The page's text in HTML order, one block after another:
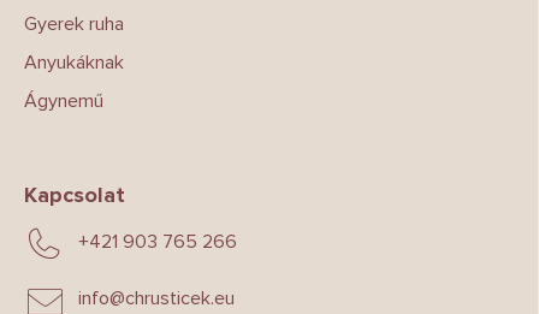
Gyerek ruha
Anyukáknak
Ágynemű
Kapcsolat
info@chrusticek.eu
+421 903 765 266